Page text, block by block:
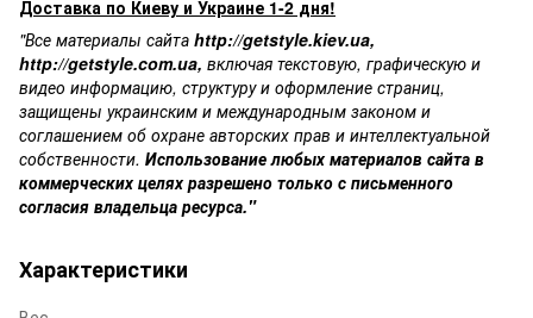
Доставка по Киеву и Украине 1-2 дня!
"Все материалы сайта http://getstyle.kiev.ua,
http://getstyle.com.ua, включая текстовую, графическую и
видео информацию, структуру и оформление страниц,
защищены украинским и международным законом и
соглашением об охране авторских прав и интеллектуальной
собственности. Использование любых материалов сайта в
коммерческих целях разрешено только с письменного
согласия владельца ресурса."
Характеристики